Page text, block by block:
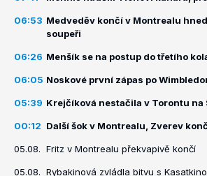
06:53 Medveděv končí v Montrealu
soupeři
06:26 Menšík se na postup do třetího
06:05 Noskové první zápas po
05:39 Krejčíková nestačila v Torontu na
00:12 Další šok v Montrealu, Zverev
05.08. Fritz v Montrealu překvapivě končí
05.08. Rybakinová zvládla bitvu s